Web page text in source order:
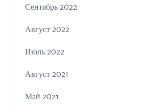
Сентябрь 2022
Август 2022
Июль 2022
Август 2021
Май 2021